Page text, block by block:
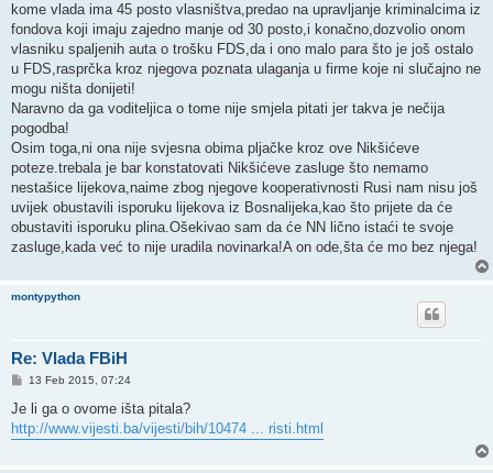
kome vlada ima 45 posto vlasništva,predao na upravljanje kriminalcima iz
fondova koji imaju zajedno manje od 30 posto,i konačno,dozvolio onom
vlasniku spaljenih auta o trošku FDS,da i ono malo para što je još ostalo
u FDS,rasprčka kroz njegova poznata ulaganja u firme koje ni slučajno ne
mogu ništa donijeti!
Naravno da ga voditeljica o tome nije smjela pitati jer takva je nečija
pogodba!
Osim toga,ni ona nije svjesna obima pljačke kroz ove Nikšićeve
poteze.trebala je bar konstatovati Nikšićeve zasluge što nemamo
nestašice lijekova,naime zbog njegove kooperativnosti Rusi nam nisu još
uvijek obustavili isporuku lijekova iz Bosnalijeka,kao što prijete da će
obustaviti isporuku plina.Ošekivao sam da će NN lično istaći te svoje
zasluge,kada već to nije uradila novinarka!A on ode,šta će mo bez njega!
montypython
Re: Vlada FBiH
P
s
13 Feb 2015, 07:24
Je li ga o ovome išta pitala?
http://www.vijesti.ba/vijesti/bih/10474 ... risti.html